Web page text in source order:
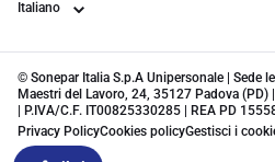
Lingua
© Sonepar Italia S.p.A Unipersonale | Sede
Maestri del Lavoro, 24, 35127 Padova
| P.IVA/C.F. IT00825330285 | REA PD
Privacy PolicyCookies policyGestisci i